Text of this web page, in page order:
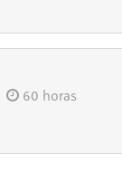
60 horas